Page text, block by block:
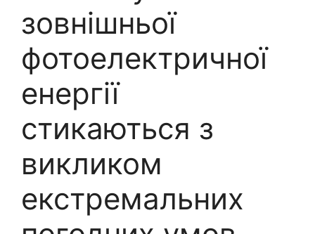
зовнішньої
фотоелектричної
енергії
стикаються з
викликом
екстремальних